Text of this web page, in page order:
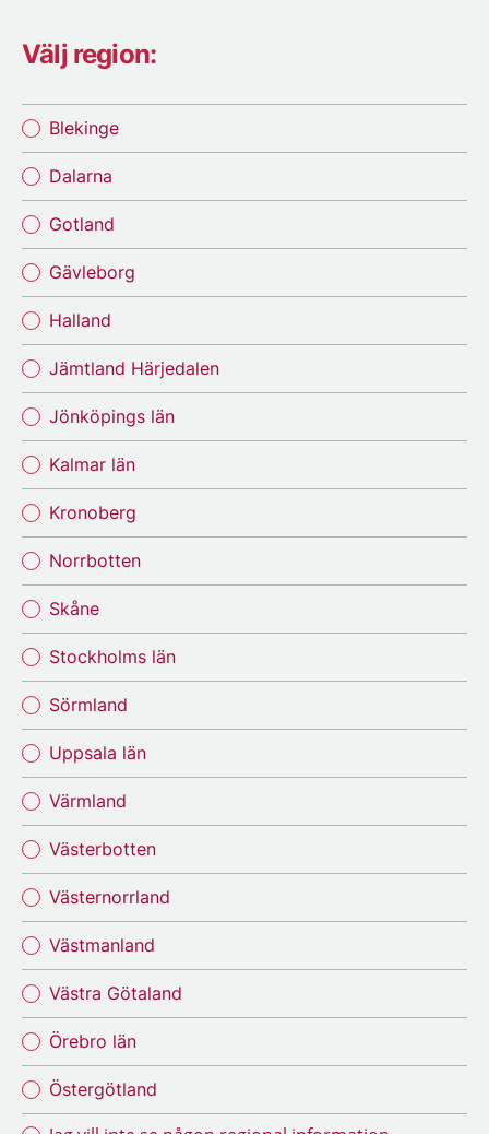
Välj region:
Blekinge
Dalarna
Gotland
Gävleborg
Halland
Jämtland Härjedalen
Jönköpings län
Kalmar län
Kronoberg
Norrbotten
Skåne
Stockholms län
Sörmland
Uppsala län
Värmland
Västerbotten
Västernorrland
Västmanland
Västra Götaland
Örebro län
Östergötland